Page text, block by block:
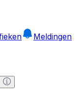
Meldingen